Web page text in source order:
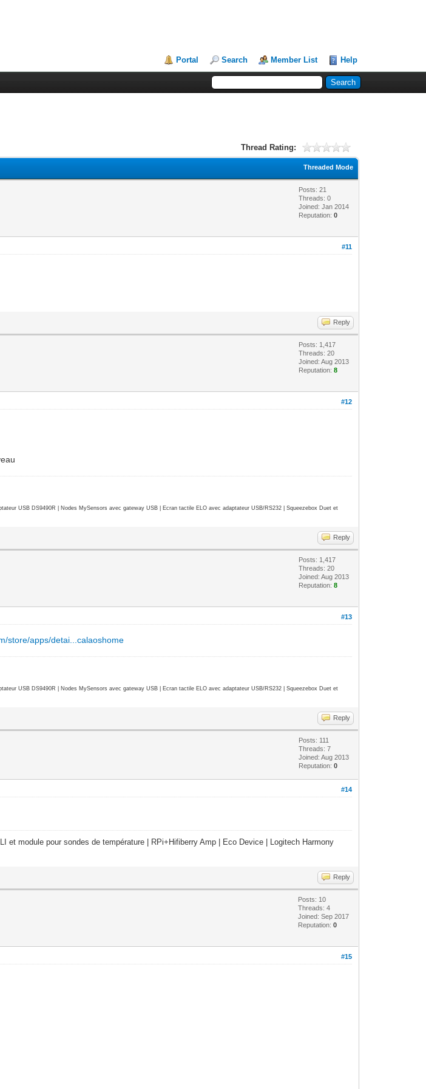
Portal Search Member List Help
Thread Rating:
Threaded Mode
Posts: 21
Threads: 0
Joined: Jan 2014
Reputation:0
#11
Reply
Posts: 1,417
Threads: 20
Joined: Aug 2013
Reputation:8
#12
USB DS9490R | Nodes MySensors avec gateway USB | Ecran tactile ELO avec adaptateur USB/RS232 | Squeezebox Duet et
Reply
Posts: 1,417
Threads: 20
Joined: Aug 2013
Reputation:8
#13
store/apps/detai...calaoshome
USB DS9490R | Nodes MySensors avec gateway USB | Ecran tactile ELO avec adaptateur USB/RS232 | Squeezebox Duet et
Reply
Posts: 111
Threads: 7
Joined: Aug 2013
Reputation:0
#14
module pour sondes de température | RPi+Hifiberry Amp | Eco Device | Logitech Harmony
Reply
Posts: 10
Threads: 4
Joined: Sep 2017
Reputation:0
#15